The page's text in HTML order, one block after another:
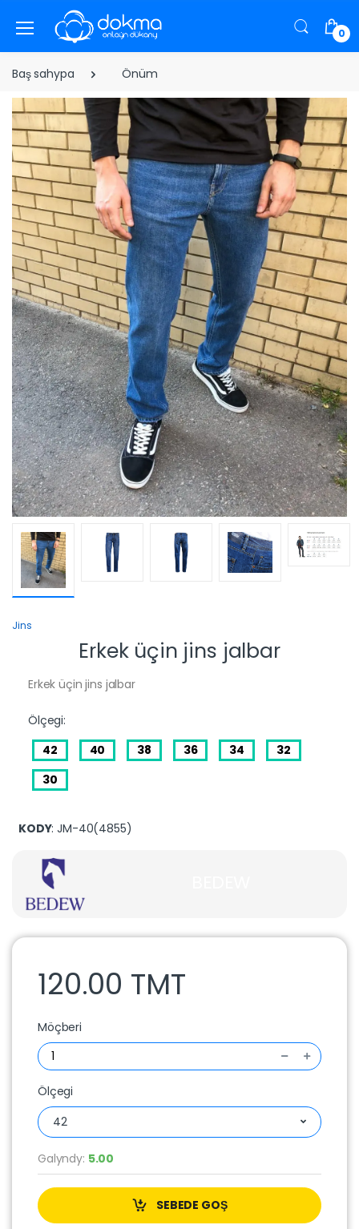
0
Baş sahypa Önüm
Jins
Erkek üçin jins jalbar
Erkek üçin jins jalbar
Ölçegi:
42
40 38 36 34
32
30
KODY: JM-40(4855)
120.00 TMT
Möçberi
Ölçegi
42
Galyndy: 5.00
SEBEDE GOŞ